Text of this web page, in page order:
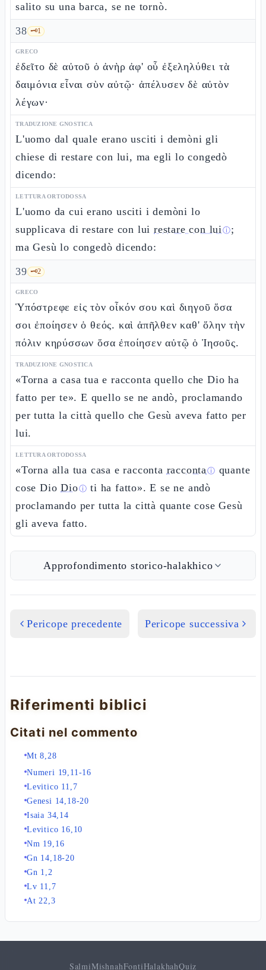
salito su una barca, se ne tornò.
38 🗝️1
GRECO
ἐδεῖτο δὲ αὐτοῦ ὁ ἀνὴρ ἀφ' οὗ ἐξεληλύθει τὰ
δαιμόνια εἶναι σὺν αὐτῷ· ἀπέλυσεν δὲ αὐτὸν
λέγων·
TRADUZIONE GNOSTICA
L'uomo dal quale erano usciti i demòni gli
chiese di restare con lui, ma egli lo congedò
dicendo:
LETTURA ORTODOSSA
L'uomo da cui erano usciti i demòni lo
supplicava di restare con luirestare con luiⓘ;
ma Gesù lo congedò dicendo:
39 🗝️2
GRECO
Ὑπόστρεφε εἰς τὸν οἶκόν σου καὶ διηγοῦ ὅσα
σοι ἐποίησεν ὁ θεός. καὶ ἀπῆλθεν καθ' ὅλην τὴν
πόλιν κηρύσσων ὅσα ἐποίησεν αὐτῷ ὁ Ἰησοῦς.
TRADUZIONE GNOSTICA
«Torna a casa tua e racconta quello che Dio ha
fatto per te». E quello se ne andò, proclamando
per tutta la città quello che Gesù aveva fatto per
lui.
LETTURA ORTODOSSA
«Torna alla tua casa e racconta raccontaⓘ quante
cose DioDioⓘ ti ha fatto». E se ne andò
proclamando per tutta la città quante cose Gesù
gli aveva fatto.
Approfondimento storico-halakhico
Pericope precedente Pericope successiva
Riferimenti biblici
Citati nel commento
Mt 8,28
Numeri 19,11-16
Levitico 11,7
Genesi 14,18-20
Isaia 34,14
Levitico 16,10
Nm 19,16
Gn 14,18-20
Gn 1,2
Lv 11,7
At 22,3
SalmiMishnahFontiHalakhahQuiz